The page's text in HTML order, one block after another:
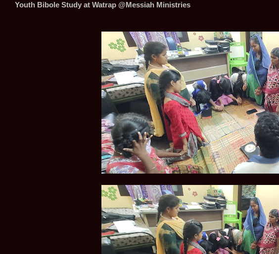
Youth Bibole Study at Watrap @Messiah Ministries